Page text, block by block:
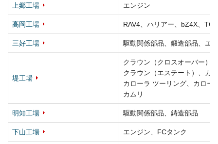
上郷工場 エンジン
高岡工場 RAV4、 ハリアー、 bZ4X、
三好工場 駆動関係部品、鍛造部品、 エ
堤工場
クラウン（クロスオーバー）、
クラウン（エステート）、 カ
カローラ ツーリング、 カロー
カムリ
明知工場 駆動関係部品、鋳造部品
下山工場 エンジン、 FCタンク